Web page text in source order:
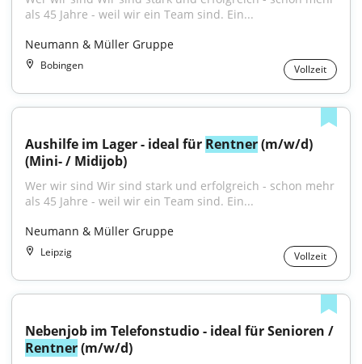
als 45 Jahre - weil wir ein Team sind. Ein...
Neumann & Müller Gruppe
Bobingen Vollzeit
Aushilfe im Lager - ideal für Rentner (m/w/d)
(Mini- / Midijob)
Wer wir sind Wir sind stark und erfolgreich - schon mehr
als 45 Jahre - weil wir ein Team sind. Ein...
Neumann & Müller Gruppe
Leipzig Vollzeit
Rentner (m/w/d)